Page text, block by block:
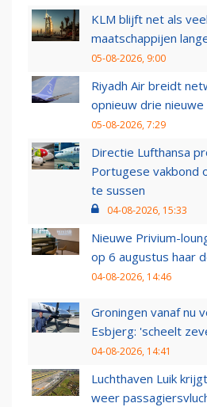
KLM blijft net als
maatschappijen
05-08-2026, 9:00
Riyadh Air breidt
opnieuw drie
05-08-2026, 7:29
Directie Lufthansa
Portugese vakbond
te sussen
04-08-2026, 15:33
Nieuwe Privium-
op 6 augustus haar
04-08-2026, 14:46
Groningen vanaf nu
Esbjerg: 'scheelt
04-08-2026, 14:41
Luchthaven Luik
weer